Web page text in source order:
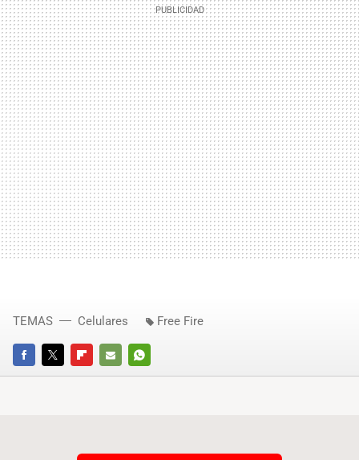
FACEBOOKTWITTERFLIPBOARD
E-
WHATSAPP
TEMAS Celulares Free Fire